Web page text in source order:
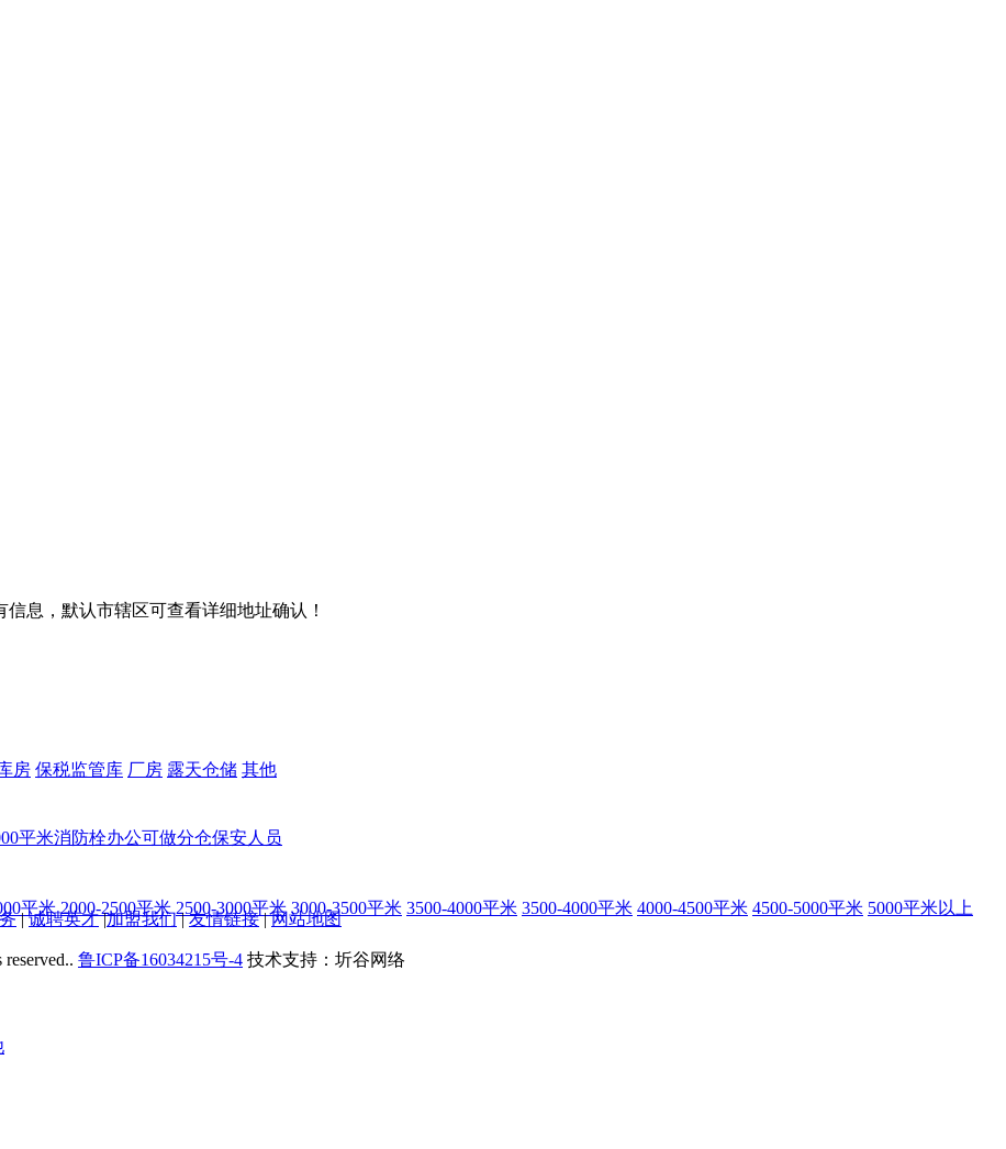
息，默认市辖区可查看详细地址确认！
房 保税监管库 厂房 露天仓储 其他
平米 2000-2500平米 2500-3000平米 3000-3500平米 3500-4000平米 3500-4000平米 4000-4500平米 4500-5000平米 5000平米以上
平米消防栓办公可做分仓保安人员
|诚聘英才|加盟我们|友情链接|网站地图
鲁ICP备16034215号-4 技术支持：圻谷网络